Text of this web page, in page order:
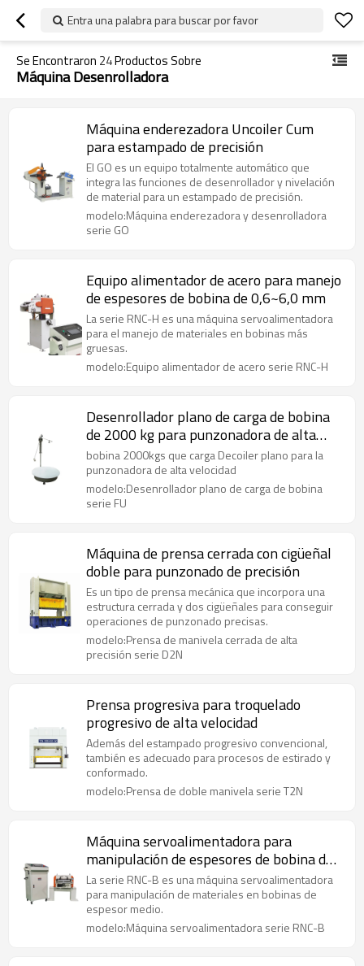
Entra una palabra para buscar por favor
Se Encontraron 24Productos Sobre
Máquina Desenrolladora
Máquina enderezadora Uncoiler Cum
para estampado de precisión
El GO es un equipo totalmente automático que
integra las funciones de desenrollador y nivelación
de material para un estampado de precisión.
modelo:Máquina enderezadora y desenrolladora
serie GO
Equipo alimentador de acero para manejo
de espesores de bobina de 0,6~6,0 mm
La serie RNC-H es una máquina servoalimentadora
para el manejo de materiales en bobinas más
gruesas.
modelo:Equipo alimentador de acero serie RNC-H
Desenrollador plano de carga de bobina
de 2000 kg para punzonadora de alta
velocidad
bobina 2000kgs que carga Decoiler plano para la
punzonadora de alta velocidad
modelo:Desenrollador plano de carga de bobina
serie FU
Máquina de prensa cerrada con cigüeñal
doble para punzonado de precisión
Es un tipo de prensa mecánica que incorpora una
estructura cerrada y dos cigüeñales para conseguir
operaciones de punzonado precisas.
modelo:Prensa de manivela cerrada de alta
precisión serie D2N
Prensa progresiva para troquelado
progresivo de alta velocidad
Además del estampado progresivo convencional,
también es adecuado para procesos de estirado y
conformado.
modelo:Prensa de doble manivela serie T2N
Máquina servoalimentadora para
manipulación de espesores de bobina de
0,5 ~ 4,5 mm
La serie RNC-B es una máquina servoalimentadora
para manipulación de materiales en bobinas de
espesor medio.
modelo:Máquina servoalimentadora serie RNC-B